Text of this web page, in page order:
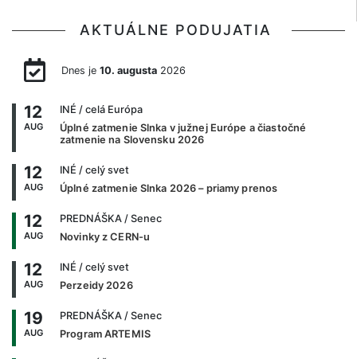
AKTUÁLNE PODUJATIA
Dnes je 10. augusta2026
12
AUG
INÉ / celá Európa
Úplné zatmenie Slnka v južnej Európe a čiastočné
zatmenie na Slovensku 2026
12
AUG
INÉ / celý svet
Úplné zatmenie Slnka 2026 – priamy prenos
12
AUG
PREDNÁŠKA / Senec
Novinky z CERN-u
12
AUG
INÉ / celý svet
Perzeidy 2026
19
AUG
PREDNÁŠKA / Senec
Program ARTEMIS